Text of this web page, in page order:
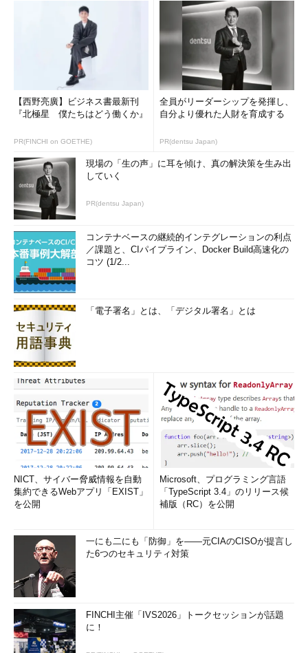
てしまうんだから
バレたか
ダイゴ君は照れたふりをして頭をかきました。
教えてよ
ようやくエクセルの出番です。お父さんは、適当なセルに下3
桁の数字「513」を入力しました。
おお、何か感じてきたぞ。来てる。浮
かんできたぞ。よし、お父さん、シー
ト2を見て…
ダイゴ君の演技に吹き出しそうになりながら、お父さんがシー
ト2を見ると、そこにはお父さんの思い描いた数字が表示されて
いました。
【西野亮廣】ビジネス書最新刊
『北極星 僕たちはどう働くか』
PR(FINCHI on GOETHE)
全員がリーダーシップを発揮し、
自分より優れた人財を育成する
PR(dentsu Japan)
現場の「生の声」に耳を傾け、真の解決策を生み出
していく
PR(dentsu Japan)
コンテナベースの継続的インテグレーションの利点
／課題と、CIパイプライン、Docker Build高速化の
コツ (1/2...
「電子署名」とは、「デジタル署名」とは
NICT、サイバー脅威情報を自動
集約できるWebアプリ「EXIST」
を公開
Microsoft、プログラミング言語
「TypeScript 3.4」のリリース候
補版（RC）を公開
一にも二にも「防御」を――元CIAのCISOが提言し
た6つのセキュリティ対策
FINCHI主催「IVS2026」トークセッションが話題
に！